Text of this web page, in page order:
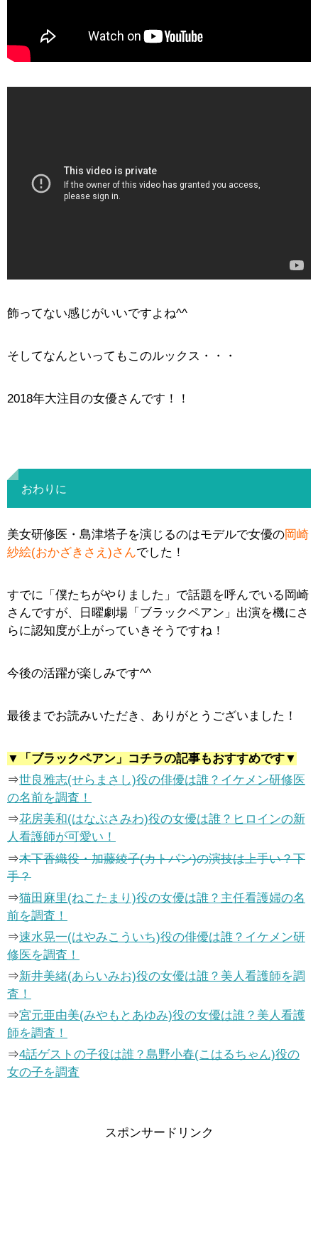
飾ってない感じがいいですよね^^
そしてなんといってもこのルックス・・・
2018年大注目の女優さんです！！
おわりに
美女研修医・島津塔子を演じるのはモデルで女優の岡崎
紗絵(おかざきさえ)さんでした！
すでに「僕たちがやりました」で話題を呼んでいる岡崎
さんですが、日曜劇場「ブラックペアン」出演を機にさ
らに認知度が上がっていきそうですね！
今後の活躍が楽しみです^^
最後までお読みいただき、ありがとうございました！
▼「ブラックペアン」コチラの記事もおすすめです▼
⇒世良雅志(せらまさし)役の俳優は誰？イケメン研修医
の名前を調査！
⇒花房美和(はなぶさみわ)役の女優は誰？ヒロインの新
人看護師が可愛い！
⇒木下香織役・加藤綾子(カトパン)の演技は上手い？下
手？
⇒猫田麻里(ねこたまり)役の女優は誰？主任看護婦の名
前を調査！
⇒速水晃一(はやみこういち)役の俳優は誰？イケメン研
修医を調査！
⇒新井美緒(あらいみお)役の女優は誰？美人看護師を調
査！
⇒宮元亜由美(みやもとあゆみ)役の女優は誰？美人看護
師を調査！
⇒4話ゲストの子役は誰？島野小春(こはるちゃん)役の
女の子を調査
スポンサードリンク